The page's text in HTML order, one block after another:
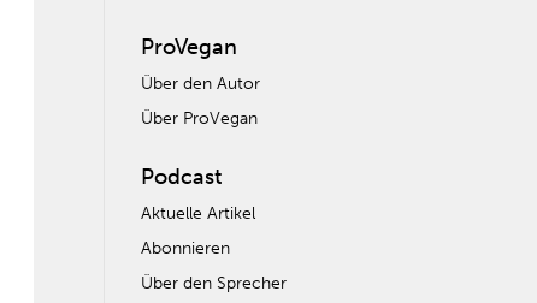
ProVegan
Über den Autor
Über ProVegan
Podcast
Aktuelle Artikel
Abonnieren
Über den Sprecher